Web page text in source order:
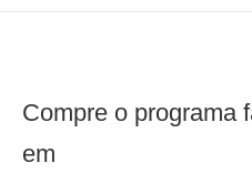
Compre o programa
em